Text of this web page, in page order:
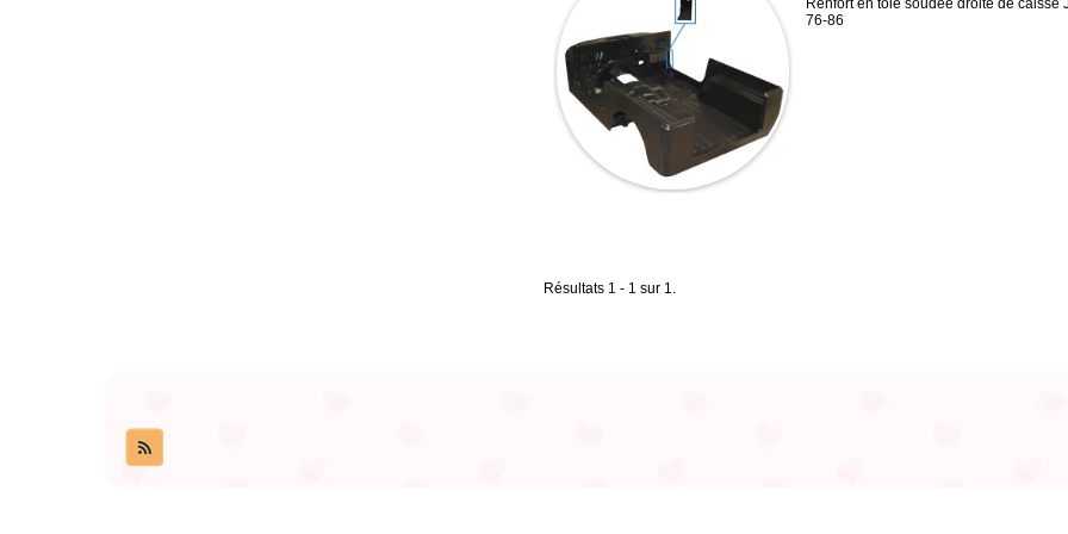
76-86
Résultats 1 - 1 sur 1.